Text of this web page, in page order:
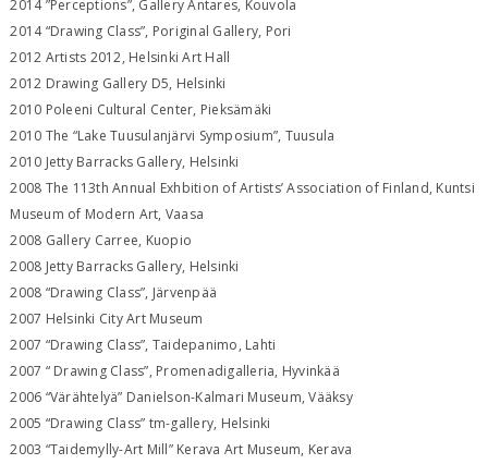
2014 ”Perceptions”, Gallery Antares, Kouvola
2014 “Drawing Class”, Poriginal Gallery, Pori
2012 Artists 2012, Helsinki Art Hall
2012 Drawing Gallery D5, Helsinki
2010 Poleeni Cultural Center, Pieksämäki
2010 The “Lake Tuusulanjärvi Symposium”, Tuusula
2010 Jetty Barracks Gallery, Helsinki
2008 The 113th Annual Exhbition of Artists’ Association of Finland, Kuntsi
Museum of Modern Art, Vaasa
2008 Gallery Carree, Kuopio
2008 Jetty Barracks Gallery, Helsinki
2008 “Drawing Class”, Järvenpää
2007 Helsinki City Art Museum
2007 “Drawing Class”, Taidepanimo, Lahti
2007 “ Drawing Class”, Promenadigalleria, Hyvinkää
2006 “Värähtelyä” Danielson-Kalmari Museum, Vääksy
2005 “Drawing Class” tm-gallery, Helsinki
2003 “Taidemylly-Art Mill” Kerava Art Museum, Kerava